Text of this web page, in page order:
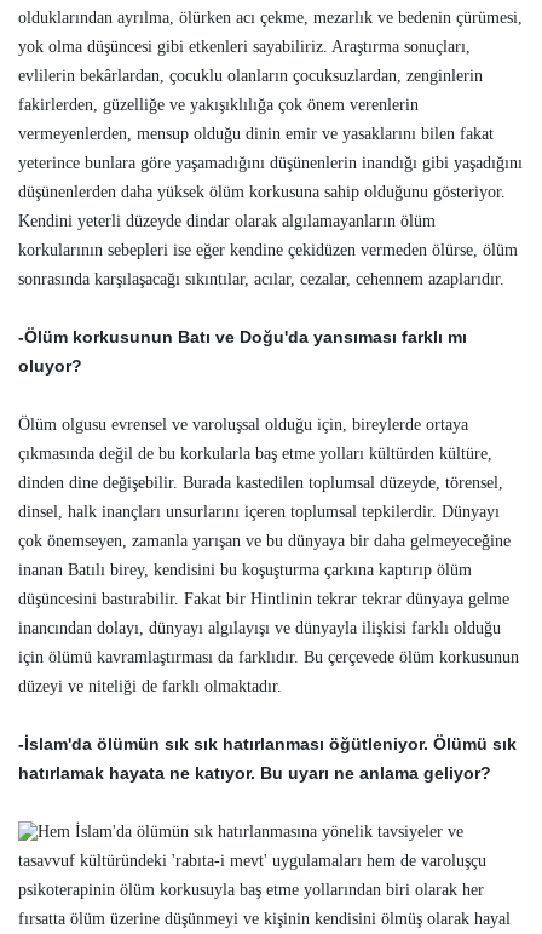
olduklarından ayrılma, ölürken acı çekme, mezarlık ve bedenin çürümesi,
yok olma düşüncesi gibi etkenleri sayabiliriz. Araştırma sonuçları,
evlilerin bekârlardan, çocuklu olanların çocuksuzlardan, zenginlerin
fakirlerden, güzelliğe ve yakışıklılığa çok önem verenlerin
vermeyenlerden, mensup olduğu dinin emir ve yasaklarını bilen fakat
yeterince bunlara göre yaşamadığını düşünenlerin inandığı gibi yaşadığını
düşünenlerden daha yüksek ölüm korkusuna sahip olduğunu gösteriyor.
Kendini yeterli düzeyde dindar olarak algılamayanların ölüm
korkularının sebepleri ise eğer kendine çekidüzen vermeden ölürse, ölüm
sonrasında karşılaşacağı sıkıntılar, acılar, cezalar, cehennem azaplarıdır.
-Ölüm korkusunun Batı ve Doğu'da yansıması farklı mı
oluyor?
Ölüm olgusu evrensel ve varoluşsal olduğu için, bireylerde ortaya
çıkmasında değil de bu korkularla baş etme yolları kültürden kültüre,
dinden dine değişebilir. Burada kastedilen toplumsal düzeyde, törensel,
dinsel, halk inançları unsurlarını içeren toplumsal tepkilerdir. Dünyayı
çok önemseyen, zamanla yarışan ve bu dünyaya bir daha gelmeyeceğine
inanan Batılı birey, kendisini bu koşuşturma çarkına kaptırıp ölüm
düşüncesini bastırabilir. Fakat bir Hintlinin tekrar tekrar dünyaya gelme
inancından dolayı, dünyayı algılayışı ve dünyayla ilişkisi farklı olduğu
için ölümü kavramlaştırması da farklıdır. Bu çerçevede ölüm korkusunun
düzeyi ve niteliği de farklı olmaktadır.
-İslam'da ölümün sık sık hatırlanması öğütleniyor. Ölümü sık
hatırlamak hayata ne katıyor. Bu uyarı ne anlama geliyor?
Hem İslam'da ölümün sık hatırlanmasına yönelik tavsiyeler ve
tasavvuf kültüründeki 'rabıta-i mevt' uygulamaları hem de varoluşçu
psikoterapinin ölüm korkusuyla baş etme yollarından biri olarak her
fırsatta ölüm üzerine düşünmeyi ve kişinin kendisini ölmüş olarak hayal